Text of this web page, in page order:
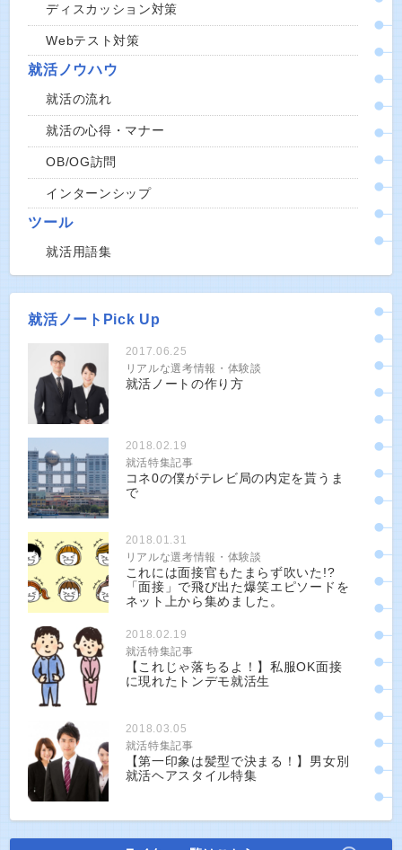
ディスカッション対策
Webテスト対策
就活ノウハウ
就活の流れ
就活の心得・マナー
OB/OG訪問
インターンシップ
ツール
就活用語集
就活ノートPick Up
2017.06.25
リアルな選考情報・体験談
就活ノートの作り方
2018.02.19
就活特集記事
コネ0の僕がテレビ局の内定を貰うま
で
2018.01.31
リアルな選考情報・体験談
これには面接官もたまらず吹いた!?
「面接」で飛び出た爆笑エピソードを
ネット上から集めました。
2018.02.19
就活特集記事
【これじゃ落ちるよ！】私服OK面接
に現れたトンデモ就活生
2018.03.05
就活特集記事
【第一印象は髪型で決まる！】男女別
就活ヘアスタイル特集